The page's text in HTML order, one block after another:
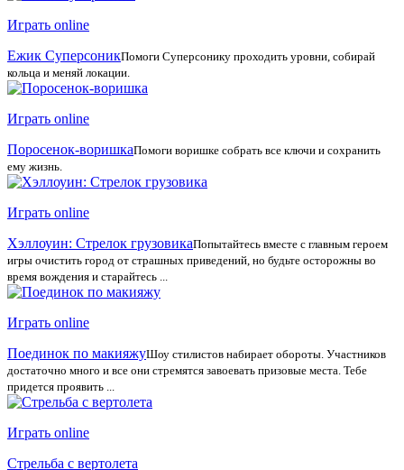
Играть online
Ежик СуперсоникПомоги Суперсонику проходить уровни, собирай
кольца и меняй локации.
Играть online
Поросенок-воришкаПомоги воришке собрать все ключи и сохранить
ему жизнь.
Играть online
Хэллоуин: Стрелок грузовикаПопытайтесь вместе с главным героем
игры очистить город от страшных приведений, но будьте осторожны во
время вождения и старайтесь ...
Играть online
Поединок по макияжуШоу стилистов набирает обороты. Участников
достаточно много и все они стремятся завоевать призовые места. Тебе
придется проявить ...
Играть online
Стрельба с вертолета